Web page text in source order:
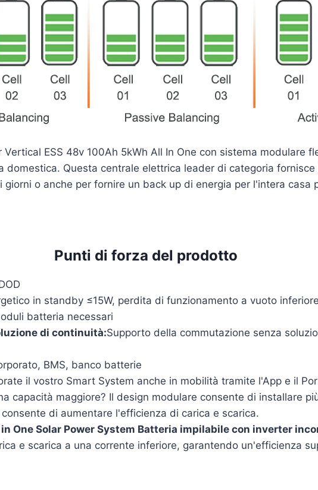
ESS 48v 100Ah 5kWh All In One con sistema modulare
domestica. Questa centrale elettrica leader di categoria
o anche per fornire un back up di energia per l'intera casa
Punti di forza del prodotto
in standby ≤15W, perdita di funzionamento a vuoto
batteria necessari
di continuità:Supporto della commutazione senza
BMS, banco batterie
il vostro Smart System anche in mobilità tramite l'App e il
capacità maggiore? Il design modulare consente di installare
di aumentare l'efficienza di carica e scarica.
One Solar Power System Batteria impilabile con inverter
e scarica a una corrente inferiore, garantendo un'efficienza